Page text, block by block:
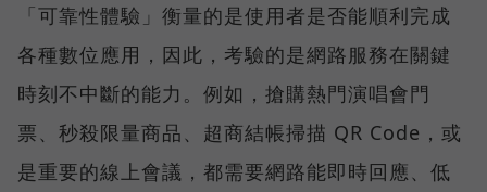
「可靠性體驗」衡量的是使用者是否能順利完成
各種數位應用，因此，考驗的是網路服務在關鍵
時刻不中斷的能力。例如，搶購熱門演唱會門
票、秒殺限量商品、超商結帳掃描 QR Code，或
是重要的線上會議，都需要網路能即時回應、低